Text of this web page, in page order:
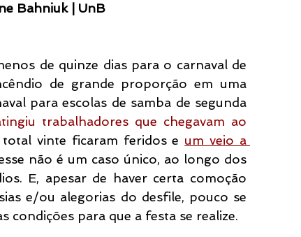
Bahniuk | UnB
de quinze dias para o carnaval de
de grande proporção em uma
para escolas de samba de segunda
trabalhadores que chegavam ao
vinte ficaram feridos e um veio a
não é um caso único, ao longo dos
E, apesar de haver certa comoção
e/ou alegorias do desfile, pouco se
condições para que a festa se realize.